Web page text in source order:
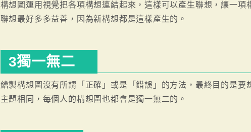
構想圖運用視覺把各項構想連結起來，這樣可以產生聯想，讓一項
聯想最好多多益善，因為新構想都是這樣產生的。
3獨一無二
繪製構想圖沒有所謂「正確」或是「錯誤」的方法，最終目的是要
主題相同，每個人的構想圖也都會是獨一無二的。